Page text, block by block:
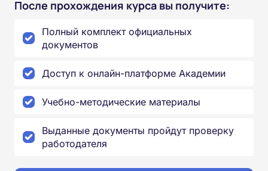
После прохождения курса вы получите:
Полный комплект официальных
документов
Доступ к онлайн-платформе Академии
Учебно-методические материалы
Выданные документы пройдут проверку
работодателя